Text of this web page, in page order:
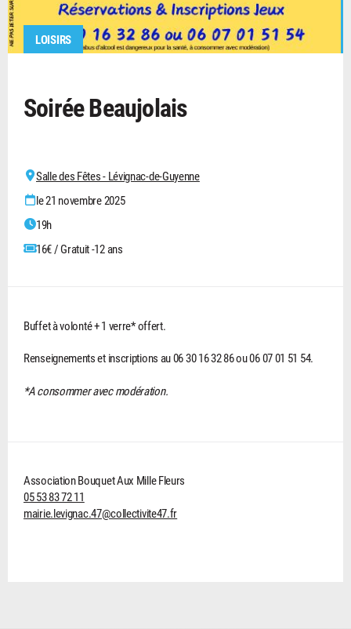
LOISIRS
Soirée Beaujolais
Salle des Fêtes - Lévignac-de-Guyenne
le 21 novembre 2025
19h
16€ / Gratuit -12 ans
Buffet à volonté + 1 verre* offert.
Renseignements et inscriptions au 06 30 16 32 86 ou 06 07 01 51 54.
*A consommer avec modération.
Association Bouquet Aux Mille Fleurs
05 53 83 72 11
mairie.levignac.47@collectivite47.fr